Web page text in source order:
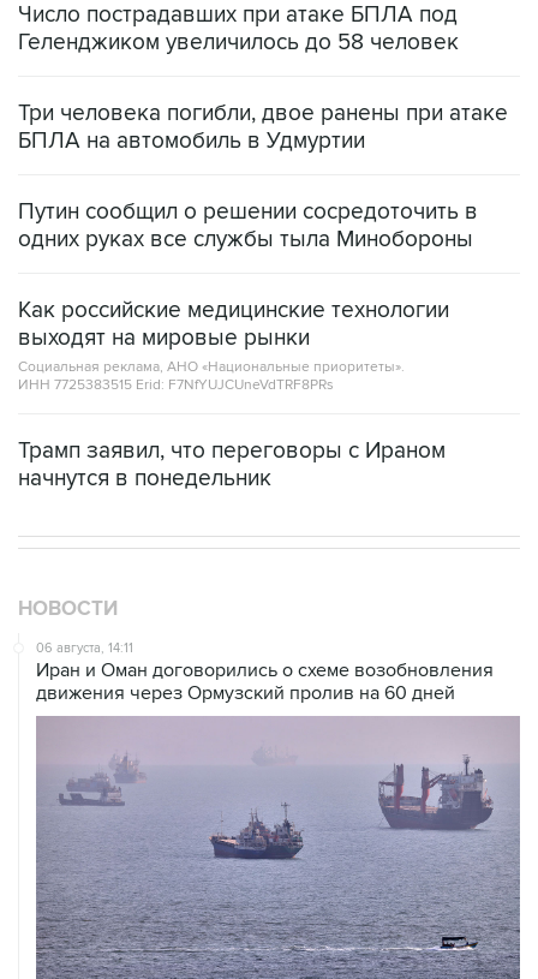
Число пострадавших при атаке БПЛА под
Геленджиком увеличилось до 58 человек
Три человека погибли, двое ранены при атаке
БПЛА на автомобиль в Удмуртии
Путин сообщил о решении сосредоточить в
одних руках все службы тыла Минобороны
Как российские медицинские технологии
выходят на мировые рынки
Социальная реклама, АНО «Национальные приоритеты».
ИНН 7725383515 Erid: F7NfYUJCUneVdTRF8PRs
Трамп заявил, что переговоры с Ираном
начнутся в понедельник
НОВОСТИ
06 августа, 14:11
Иран и Оман договорились о схеме возобновления
движения через Ормузский пролив на 60 дней